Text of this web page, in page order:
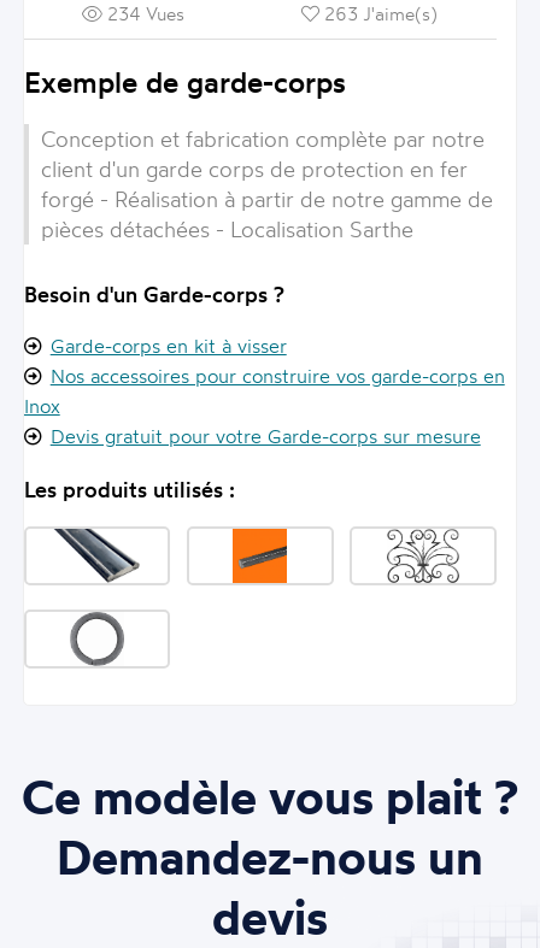
234 Vues 263 J'aime(s)
Exemple de garde-corps
Conception et fabrication complète par notre
client d'un garde corps de protection en fer
forgé - Réalisation à partir de notre gamme de
pièces détachées - Localisation Sarthe
Besoin d'un Garde-corps ?
Garde-corps en kit à visser
Nos accessoires pour construire vos garde-corps en
Inox
Devis gratuit pour votre Garde-corps sur mesure
Les produits utilisés :
Ce modèle vous plait ?
Demandez-nous un
devis